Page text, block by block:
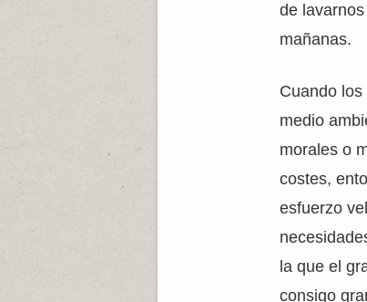
de
mañanas.
Cuando los
medio
morales o
costes,
esfuerzo
la que el
consigo